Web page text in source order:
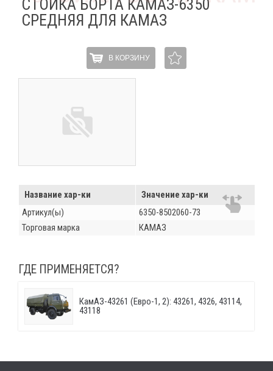
СТОЙКА БОРТА КАМАЗ-6350
СРЕДНЯЯ ДЛЯ КАМАЗ
В КОРЗИНУ
Название хар-ки
Значение хар-ки
Артикул(ы)
6350-8502060-73
Торговая марка
КАМАЗ
ГДЕ ПРИМЕНЯЕТСЯ?
КамАЗ-43261 (Евро-1, 2): 43261, 4326, 43114,
43118